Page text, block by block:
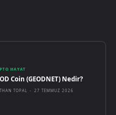
HAYAT
Coin (GEODNET) Nedir?
TOPAL - 27 TEMMUZ 2026